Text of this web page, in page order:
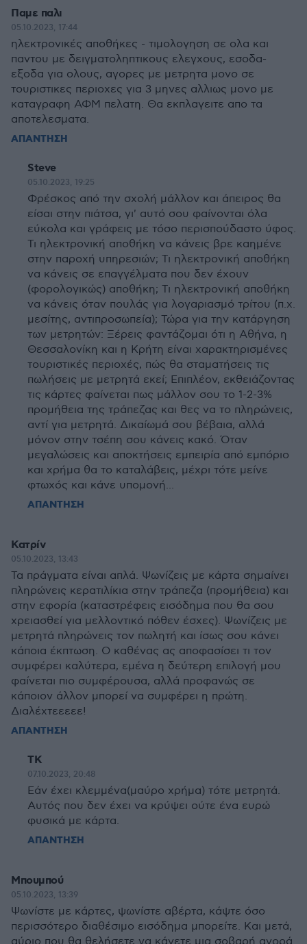
Παμε παλι
05.10.2023, 17:44
ηλεκτρονικές αποθήκες - τιμολογηση σε ολα και
παντου με δειγματοληπτικους ελεγχους, εσοδα-
εξοδα για ολους, αγορες με μετρητα μονο σε
τουριστικες περιοχες για 3 μηνες αλλιως μονο με
καταγραφη ΑΦΜ πελατη. Θα εκπλαγειτε απο τα
αποτελεσματα.
ΑΠΑΝΤΗΣΗ
Steve
05.10.2023, 19:25
Φρέσκος από την σχολή μάλλον και άπειρος θα
είσαι στην πιάτσα, γι' αυτό σου φαίνονται όλα
εύκολα και γράφεις με τόσο περισπούδαστο ύφος.
Τι ηλεκτρονική αποθήκη να κάνεις βρε καημένε
στην παροχή υπηρεσιών; Τι ηλεκτρονική αποθήκη
να κάνεις σε επαγγέλματα που δεν έχουν
(φορολογικώς) αποθήκη; Τι ηλεκτρονική αποθήκη
να κάνεις όταν πουλάς για λογαριασμό τρίτου (π.χ.
μεσίτης, αντιπροσωπεία); Τώρα για την κατάργηση
των μετρητών: Ξέρεις φαντάζομαι ότι η Αθήνα, η
Θεσσαλονίκη και η Κρήτη είναι χαρακτηρισμένες
τουριστικές περιοχές, πώς θα σταματήσεις τις
πωλήσεις με μετρητά εκεί; Επιπλέον, εκθειάζοντας
τις κάρτες φαίνεται πως μάλλον σου το 1-2-3%
προμήθεια της τράπεζας και θες να το πληρώνεις,
αντί για μετρητά. Δικαίωμά σου βέβαια, αλλά
μόνον στην τσέπη σου κάνεις κακό. Όταν
μεγαλώσεις και αποκτήσεις εμπειρία από εμπόριο
και χρήμα θα το καταλάβεις, μέχρι τότε μείνε
φτωχός και κάνε υπομονή...
ΑΠΑΝΤΗΣΗ
Κατρίν
05.10.2023, 13:43
Τα πράγματα είναι απλά. Ψωνίζεις με κάρτα σημαίνει
πληρώνεις κερατιλίκια στην τράπεζα (προμήθεια) και
στην εφορία (καταστρέφεις εισόδημα που θα σου
χρειασθεί για μελλοντικό πόθεν έσχες). Ψωνίζεις με
μετρητά πληρώνεις τον πωλητή και ίσως σου κάνει
κάποια έκπτωση. Ο καθένας ας αποφασίσει τι τον
συμφέρει καλύτερα, εμένα η δεύτερη επιλογή μου
φαίνεται πιο συμφέρουσα, αλλά προφανώς σε
κάποιον άλλον μπορεί να συμφέρει η πρώτη.
Διαλέχτεεεεε!
ΑΠΑΝΤΗΣΗ
ΤΚ
07.10.2023, 20:48
Εάν έχει κλεμμένα(μαύρο χρήμα) τότε μετρητά.
Αυτός που δεν έχει να κρύψει ούτε ένα ευρώ
φυσικά με κάρτα.
ΑΠΑΝΤΗΣΗ
Μπουμπού
05.10.2023, 13:39
Ψωνίστε με κάρτες, ψωνίστε αβέρτα, κάψτε όσο
περισσότερο διαθέσιμο εισόδημα μπορείτε. Και μετά,